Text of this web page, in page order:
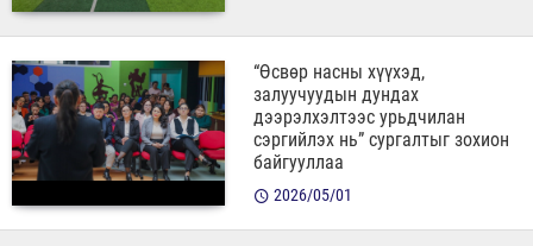
“Өсвөр насны хүүхэд,
залуучуудын дундах
дээрэлхэлтээс урьдчилан
сэргийлэх нь” сургалтыг зохион
байгууллаа
2026/05/01